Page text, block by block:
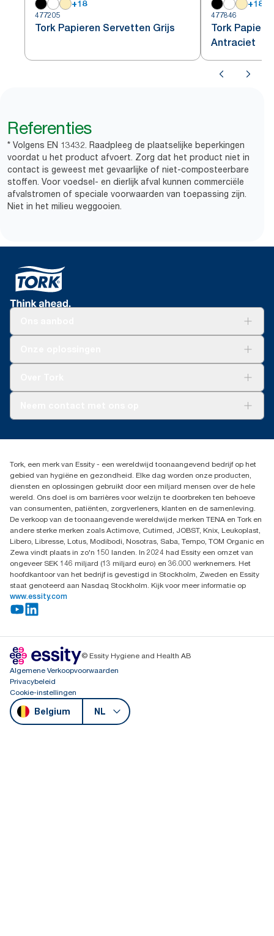
+18
477205
Tork Papieren Servetten Grijs
+18
477846
Tork
Antraciet
Referenties
* Volgens EN 13432. Raadpleeg de plaatselijke beperkingen
voordat u het product afvoert. Zorg dat het product niet in
contact is geweest met gevaarlijke of niet-composteerbare
stoffen. Voor voedsel- en dierlijk afval kunnen commerciële
afvalstromen of speciale voorwaarden van toepassing zijn.
Niet in het milieu weggooien.
Dispenserklacht
02 766 05 30
Essity Belgium NV
Berkenlaan 8B
1831 MACHELEN
Tork, een merk van Essity - een wereldwijd toonaangevend bedrijf op het
gebied van hygiëne en gezondheid. Elke dag worden onze producten,
diensten en oplossingen gebruikt door een miljard mensen over de hele
wereld. Ons doel is om barrières voor welzijn te doorbreken ten behoeve
van consumenten, patiënten, zorgverleners, klanten en de samenleving.
De verkoop van de toonaangevende wereldwijde merken TENA en Tork en
andere sterke merken zoals Actimove, Cutimed, JOBST, Knix, Leukoplast,
Libero, Libresse, Lotus, Modibodi, Nosotras, Saba, Tempo, TOM Organic en
Zewa vindt plaats in zo'n 150 landen. In 2024 had Essity een omzet van
ongeveer SEK 146 miljard (13 miljard euro) en 36.000 werknemers. Het
hoofdkantoor van het bedrijf is gevestigd in Stockholm, Zweden en Essity
staat genoteerd aan Nasdaq Stockholm. Kijk voor meer informatie op
www.essity.com
© Essity Hygiene and Health AB
Algemene Verkoopvoorwaarden
Privacybeleid
Cookie-instellingen
Belgium NL